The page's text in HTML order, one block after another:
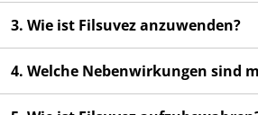
Packungsbeilage angegeben
4.
3. Wie ist Filsuvez anzuwenden?
4. Welche Nebenwirkungen sind